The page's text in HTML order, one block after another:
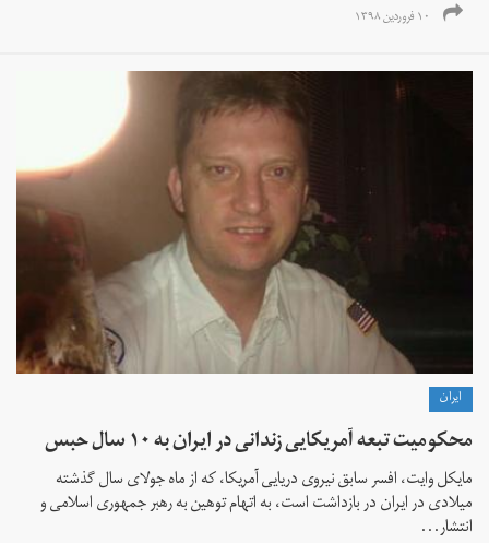
۱۰ فروردین ۱۳۹۸
ايران
محکومیت تبعه آمریکایی زندانی در ایران به ۱۰ سال حبس
مایکل وایت، افسر سابق نیروی دریایی آمریکا، که از ماه جولای سال گذشته
میلادی در ایران در بازداشت است، به اتهام توهین به رهبر جمهوری اسلامی و
انتشار...